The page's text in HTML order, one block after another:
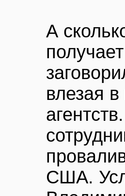
А
влезая
США.